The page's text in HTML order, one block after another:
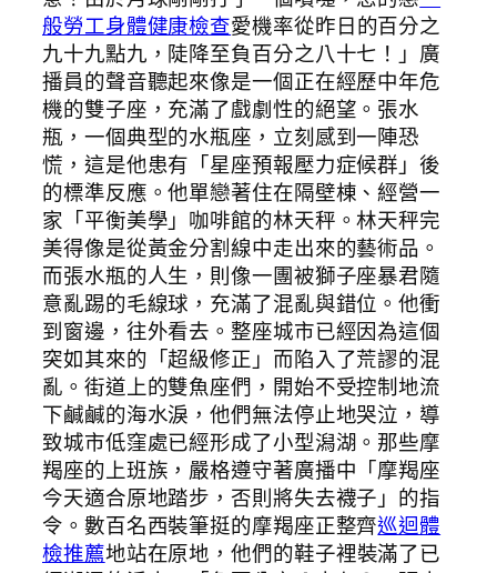
般勞工身體健康檢查愛機率從昨日的百分之
九十九點九，陡降至負百分之八十七！」廣
播員的聲音聽起來像是一個正在經歷中年危
機的雙子座，充滿了戲劇性的絕望。張水
瓶，一個典型的水瓶座，立刻感到一陣恐
慌，這是他患有「星座預報壓力症候群」後
的標準反應。他單戀著住在隔壁棟、經營一
家「平衡美學」咖啡館的林天秤。林天秤完
美得像是從黃金分割線中走出來的藝術品。
而張水瓶的人生，則像一團被獅子座暴君隨
意亂踢的毛線球，充滿了混亂與錯位。他衝
到窗邊，往外看去。整座城市已經因為這個
突如其來的「超級修正」而陷入了荒謬的混
亂。街道上的雙魚座們，開始不受控制地流
下鹹鹹的海水淚，他們無法停止地哭泣，導
致城市低窪處已經形成了小型潟湖。那些摩
羯座的上班族，嚴格遵守著廣播中「摩羯座
今天適合原地踏步，否則將失去襪子」的指
令。數百名西裝筆挺的摩羯座正整齊巡迴體
檢推薦地站在原地，他們的鞋子裡裝滿了已